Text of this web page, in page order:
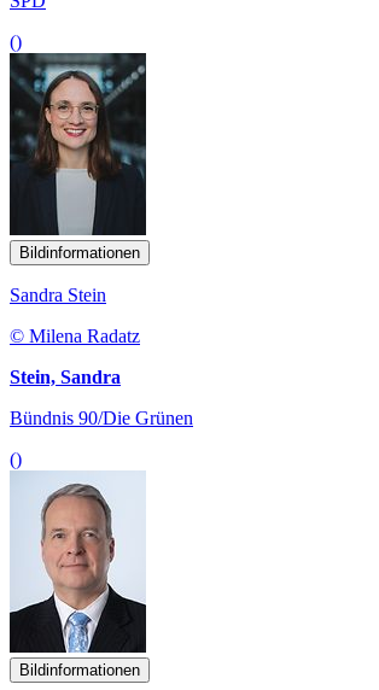
()
Bildinformationen
Sandra Stein
© Milena Radatz
Stein, Sandra
Bündnis 90/Die Grünen
()
Bildinformationen